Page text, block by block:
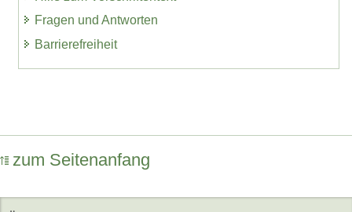
Fragen und Antworten
Barrierefreiheit
zum Seitenanfang